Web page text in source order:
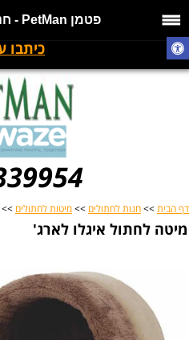
פטמן PetMan - חנות חיות בפת...
כיתבו
דף הבית >> חנות לחתולים >> מיטות לחתולים >>
מיטה לחתול איגלו לארג'